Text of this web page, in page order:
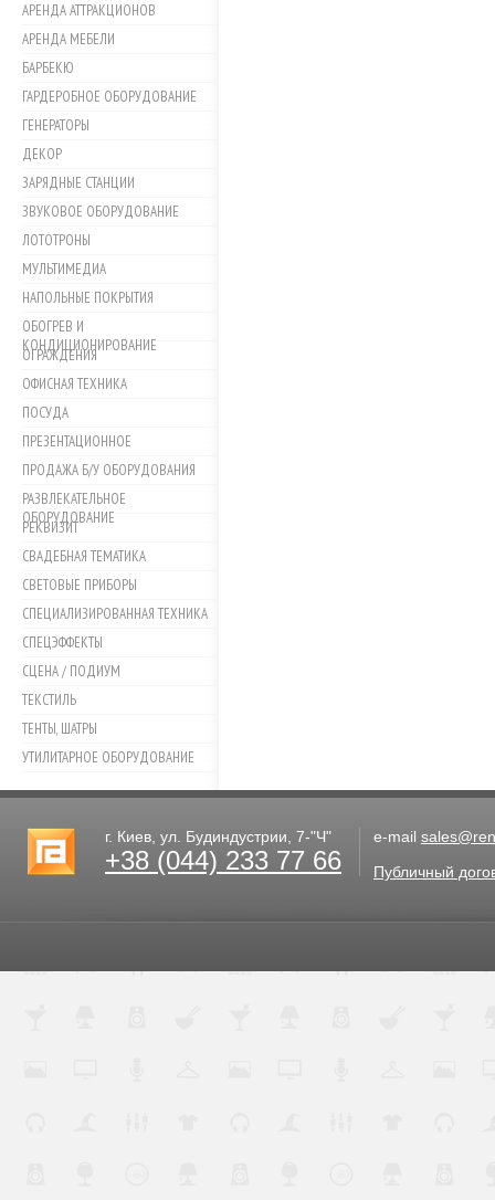
АРЕНДА АТТРАКЦИОНОВ
АРЕНДА МЕБЕЛИ
БАРБЕКЮ
ГАРДЕРОБНОЕ ОБОРУДОВАНИЕ
ГЕНЕРАТОРЫ
ДЕКОР
ЗАРЯДНЫЕ СТАНЦИИ
ЗВУКОВОЕ ОБОРУДОВАНИЕ
ЛОТОТРОНЫ
МУЛЬТИМЕДИА
НАПОЛЬНЫЕ ПОКРЫТИЯ
ОБОГРЕВ И
КОНДИЦИОНИРОВАНИЕ
ОГРАЖДЕНИЯ
ОФИСНАЯ ТЕХНИКА
ПОСУДА
ПРЕЗЕНТАЦИОННОЕ
ПРОДАЖА Б/У ОБОРУДОВАНИЯ
РАЗВЛЕКАТЕЛЬНОЕ
ОБОРУДОВАНИЕ
РЕКВИЗИТ
СВАДЕБНАЯ ТЕМАТИКА
СВЕТОВЫЕ ПРИБОРЫ
СПЕЦИАЛИЗИРОВАННАЯ ТЕХНИКА
СПЕЦЭФФЕКТЫ
СЦЕНА / ПОДИУМ
ТЕКСТИЛЬ
ТЕНТЫ, ШАТРЫ
УТИЛИТАРНОЕ ОБОРУДОВАНИЕ
г. Киев, ул. Будиндустрии, 7-"Ч"
+38 (044) 233 77 66
e-mail
Публичный